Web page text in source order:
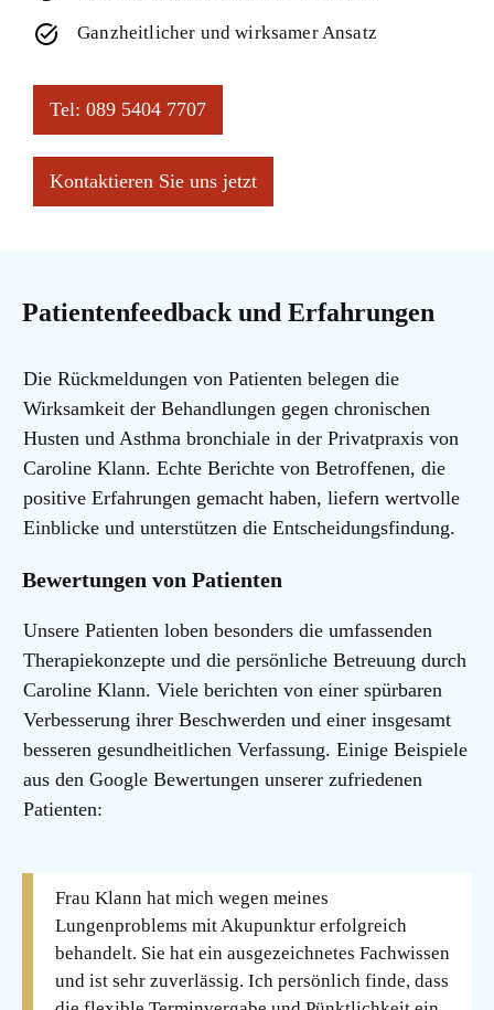
Ganzheitlicher und wirksamer Ansatz
Tel: 089 5404 7707
Kontaktieren Sie uns jetzt
Patientenfeedback und Erfahrungen
Die Rückmeldungen von Patienten belegen die
Wirksamkeit der Behandlungen gegen chronischen
Husten und Asthma bronchiale in der Privatpraxis von
Caroline Klann. Echte Berichte von Betroffenen, die
positive Erfahrungen gemacht haben, liefern wertvolle
Einblicke und unterstützen die Entscheidungsfindung.
Bewertungen von Patienten
Unsere Patienten loben besonders die umfassenden
Therapiekonzepte und die persönliche Betreuung durch
Caroline Klann. Viele berichten von einer spürbaren
Verbesserung ihrer Beschwerden und einer insgesamt
besseren gesundheitlichen Verfassung. Einige Beispiele
aus den Google Bewertungen unserer zufriedenen
Patienten:
Frau Klann hat mich wegen meines
Lungenproblems mit Akupunktur erfolgreich
behandelt. Sie hat ein ausgezeichnetes Fachwissen
und ist sehr zuverlässig. Ich persönlich finde, dass